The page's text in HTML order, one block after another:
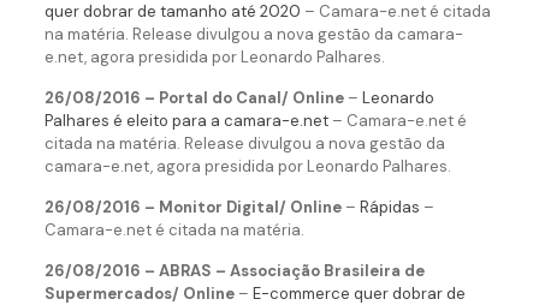
quer dobrar de tamanho até 2020 – Camara-e.net é citada
na matéria. Release divulgou a nova gestão da camara-
e.net, agora presidida por Leonardo Palhares.
26/08/2016 – Portal do Canal/ Online– Leonardo
Palhares é eleito para a camara-e.net– Camara-e.net é
citada na matéria. Release divulgou a nova gestão da
camara-e.net, agora presidida por Leonardo Palhares.
26/08/2016 – Monitor Digital/ Online– Rápidas –
Camara-e.net é citada na matéria.
26/08/2016 – ABRAS – Associação Brasileira de
Supermercados/ Online– E-commerce quer dobrar de